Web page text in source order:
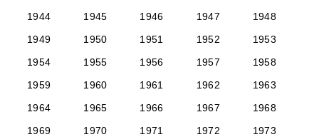
1944
1945 1946 1947
1948
1949
1950 1951 1952
1953
1954
1955 1956 1957
1958
1959
1960 1961 1962
1963
1964
1965 1966 1967
1968
1969
1970 1971 1972
1973